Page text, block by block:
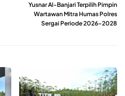
Yusnar Al-Banjari Terpilih Pimpin
Wartawan Mitra Humas Polres
Sergai Periode 2026–2028